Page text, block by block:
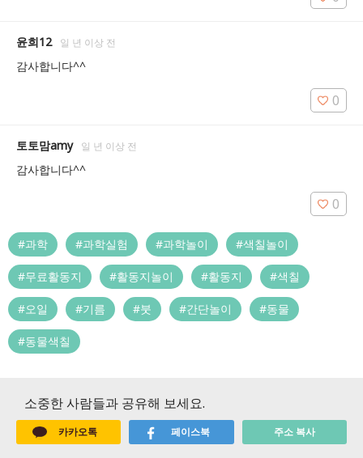
윤희12 일 년 이상 전
감사합니다^^
0
토토맘amy 일 년 이상 전
감사합니다^^
0
#과학 #과학실험 #과학놀이 #색칠놀이
#무료활동지 #활동지놀이 #활동지 #색칠
#오일 #기름 #붓 #간단놀이 #동물
#동물색칠
소중한 사람들과 공유해 보세요.
카카오톡 페이스북 주소 복사